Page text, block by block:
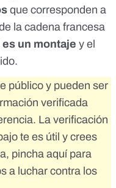
que corresponden a
la cadena francesa
es un montaje y el
.
público y pueden ser
verificada
La verificación
te es útil y crees
pincha aquí para
a luchar contra los